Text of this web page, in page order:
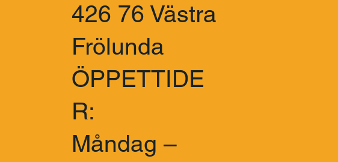
426 76 Västra
Frölunda
ÖPPETTIDE
R:
Måndag –